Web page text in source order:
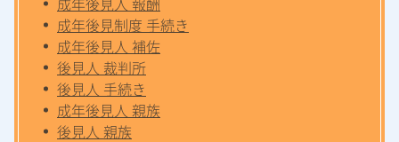
成年後見制度 手続き
成年後見人 補佐
後見人 裁判所
後見人 手続き
成年後見人 親族
後見人 親族